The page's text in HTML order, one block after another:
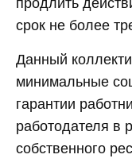
продлить
срок не более
Данный
минимальные
гарантии
работодателя в
собственного